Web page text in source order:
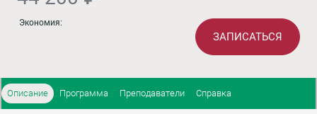
Экономия:
ЗАПИСАТЬСЯ
Описание Программа Преподаватели Справка